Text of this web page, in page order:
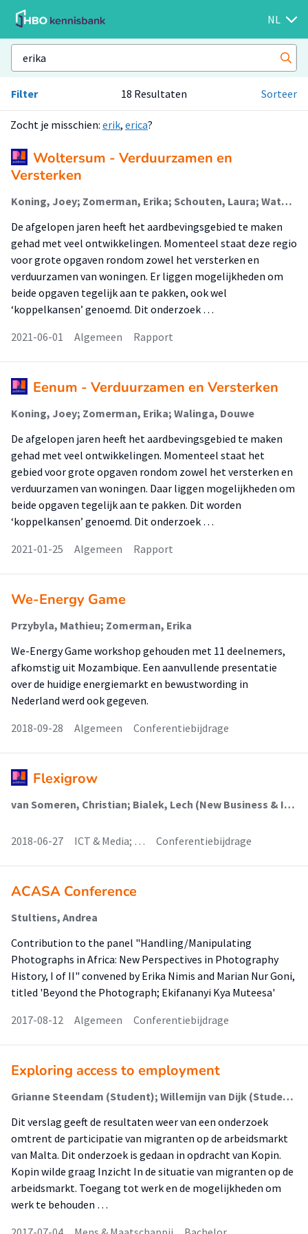
NL
Filter 18 Resultaten Sorteer
Zocht je misschien: erik, erica?
Woltersum - Verduurzamen en
Versterken
Koning, Joey; Zomerman, Erika; Schouten, Laura; Waterman, Miriam; Walinga, Douwe
De afgelopen jaren heeft het aardbevingsgebied te maken
gehad met veel ontwikkelingen. Momenteel staat deze regio
voor grote opgaven rondom zowel het versterken en
verduurzamen van woningen. Er liggen mogelijkheden om
beide opgaven tegelijk aan te pakken, ook wel
‘koppelkansen’ genoemd. Dit onderzoek …
2021-06-01
Algemeen Rapport
Eenum - Verduurzamen en Versterken
Koning, Joey; Zomerman, Erika; Walinga, Douwe
De afgelopen jaren heeft het aardbevingsgebied te maken
gehad met veel ontwikkelingen. Momenteel staat het
gebied voor grote opgaven rondom zowel het versterken en
verduurzamen van woningen. Daar liggen mogelijkheden om
beide opgaven tegelijk aan te pakken. Dit worden
‘koppelkansen’ genoemd. Dit onderzoek …
2021-01-25
Algemeen Rapport
We-Energy Game
Przybyla, Mathieu; Zomerman, Erika
We-Energy Game workshop gehouden met 11 deelnemers,
afkomstig uit Mozambique. Een aanvullende presentatie
over de huidige energiemarkt en bewustwording in
Nederland werd ook gegeven.
2018-09-28
Algemeen Conferentiebijdrage
Flexigrow
van Someren, Christian; Bialek, Lech (New Business & Ict); Zomerman, Erika
2018-06-27 ICT & Media; … Conferentiebijdrage
ACASA Conference
Stultiens, Andrea
Contribution to the panel "Handling/Manipulating
Photographs in Africa: New Perspectives in Photography
History, I of II" convened by Erika Nimis and Marian Nur Goni,
titled 'Beyond the Photograph; Ekifananyi Kya Muteesa'
2017-08-12
Algemeen Conferentiebijdrage
Exploring access to employment
Grianne Steendam (Student); Willemijn van Dijk (Student); Janneke Rozema (Student); Manon Schouten (Student); Jaap Roose (Begeleider); Erika Holthuizen (Begeleider)
Dit verslag geeft de resultaten weer van een onderzoek
omtrent de participatie van migranten op de arbeidsmarkt
van Malta. Dit onderzoek is gedaan in opdracht van Kopin.
Kopin wilde graag Inzicht In de situatie van migranten op de
arbeidsmarkt. Toegang tot werk en de mogelijkheden om
werk te behouden …